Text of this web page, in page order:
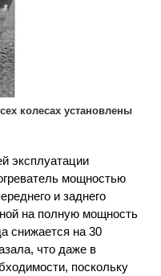
колесах установлены
эксплуатации
мощностью
и заднего
на полную мощность
снижается на 30
что даже в
поскольку